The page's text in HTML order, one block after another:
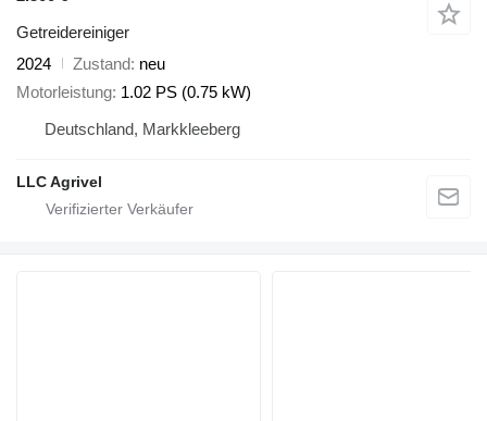
Getreidereiniger
2024
Zustand neu
Motorleistung 1.02 PS (0.75 kW)
Deutschland, Markkleeberg
LLC Agrivel